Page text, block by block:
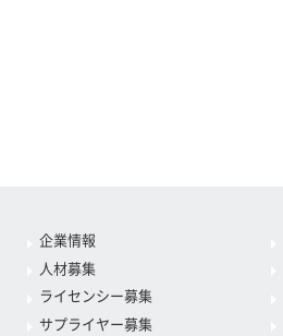
企業情報
人材募集
ライセンシー募集
サプライヤー募集